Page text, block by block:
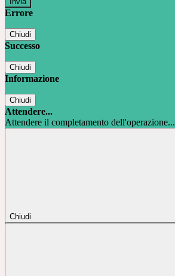
Errore
Chiudi
Successo
Chiudi
Informazione
Chiudi
Attendere...
Attendere il completamento dell'operazione...
Chiudi